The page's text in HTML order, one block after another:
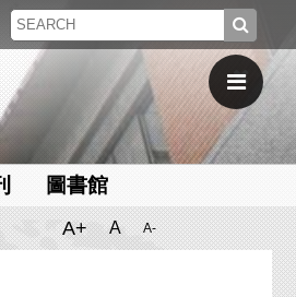
圖書館
A+ A A-